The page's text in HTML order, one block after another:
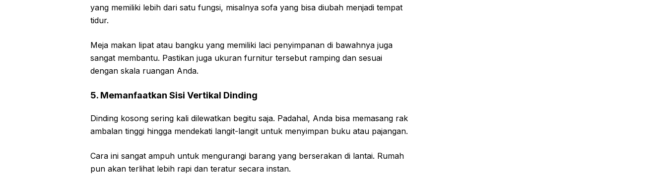
yang memiliki lebih dari satu fungsi, misalnya sofa yang bisa diubah menjadi tempat
tidur.
Meja makan lipat atau bangku yang memiliki laci penyimpanan di bawahnya juga
sangat membantu. Pastikan juga ukuran furnitur tersebut ramping dan sesuai
dengan skala ruangan Anda.
5. Memanfaatkan Sisi Vertikal Dinding
Dinding kosong sering kali dilewatkan begitu saja. Padahal, Anda bisa memasang rak
ambalan tinggi hingga mendekati langit-langit untuk menyimpan buku atau pajangan.
Cara ini sangat ampuh untuk mengurangi barang yang berserakan di lantai. Rumah
pun akan terlihat lebih rapi dan teratur secara instan.